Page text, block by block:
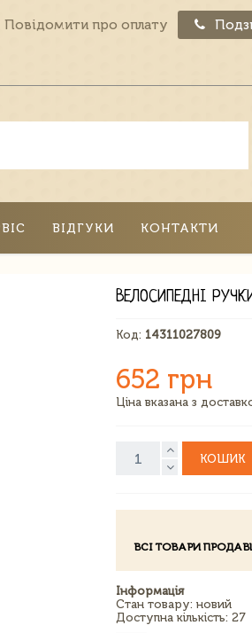
Повідомити про оплату
ВІДГУКИ КОНТАКТИ
ВЕЛОСИПЕДНІ
Код: 14311027809
652 грн
Ціна вказана з
КОШИК
ВСІ ТОВАРИ
Інформація
Стан товару: новий
Доступна кількість: 27